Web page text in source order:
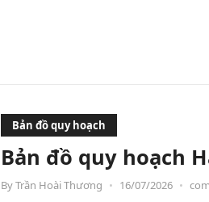
Bản đồ quy hoạch
Bản đồ quy hoạch
ByTrần Hoài Thương • 16/07/2026 •